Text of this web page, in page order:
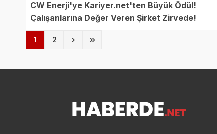
CW Enerji'ye Kariyer.net'ten Büyük Ödül!
Çalışanlarına Değer Veren Şirket Zirvede!
1 (current)
2